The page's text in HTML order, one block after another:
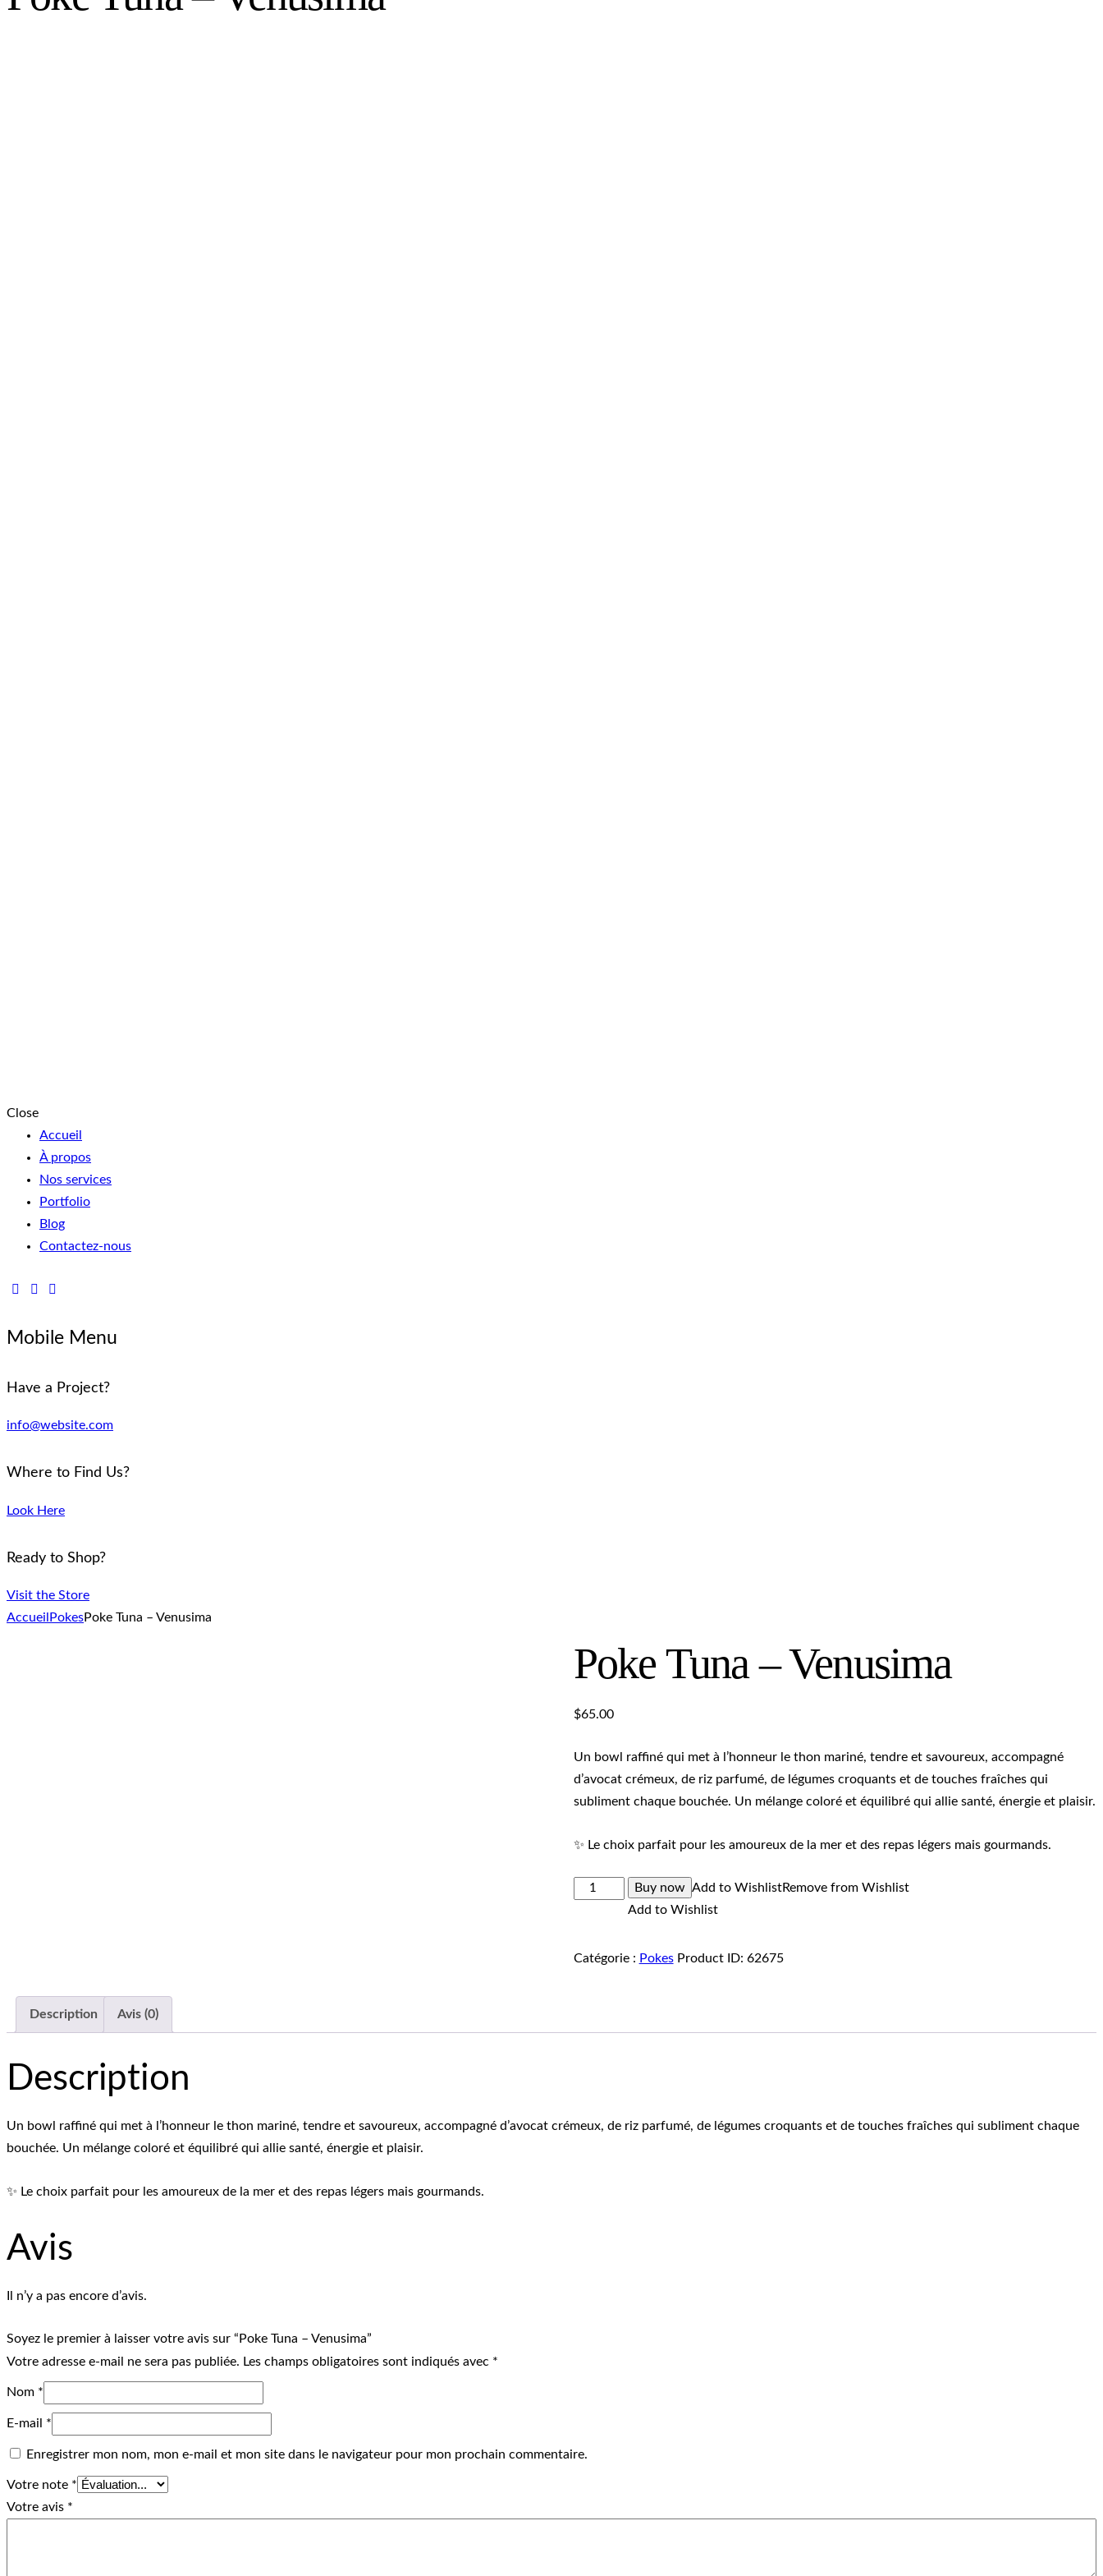
Close
Accueil
À propos
Nos services
Portfolio
Blog
Contactez-nous
Mobile Menu
Have a Project?
info@website.com
Where to Find Us?
Look Here
Ready to Shop?
Visit the Store
Accueil PokesPoke Tuna – Venusima
Poke Tuna – Venusima
$65.00
Un bowl raffiné qui met à l’honneur le thon mariné, tendre et savoureux, accompagné
d’avocat crémeux, de riz parfumé, de légumes croquants et de touches fraîches qui
subliment chaque bouchée. Un mélange coloré et équilibré qui allie santé, énergie et plaisir.
✨ Le choix parfait pour les amoureux de la mer et des repas légers mais gourmands.
quantité
Tuna
Buy now Add to WishlistRemove from Wishlist
Add to Wishlist
Catégorie : Pokes Product ID: 62675
Description Avis (0)
Description
Un bowl raffiné qui met à l’honneur le thon mariné, tendre et savoureux, accompagné d’avocat crémeux, de riz parfumé, de légumes croquants et de touches fraîches qui subliment chaque
bouchée. Un mélange coloré et équilibré qui allie santé, énergie et plaisir.
✨ Le choix parfait pour les amoureux de la mer et des repas légers mais gourmands.
Avis
Il n’y a pas encore d’avis.
Soyez le premier à laisser votre avis sur “Poke Tuna – Venusima”
Votre adresse e-mail ne sera pas publiée. Les champs obligatoires sont indiqués avec *
Nom *
E-mail *
Enregistrer mon nom, mon e-mail et mon site dans le navigateur pour mon prochain commentaire.
Votre note *
Votre avis *